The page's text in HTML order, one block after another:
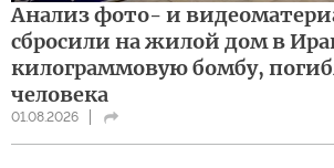
Анализ фото- и
сбросили на жилой дом в
килограммовую бомбу,
человека
01.08.2026